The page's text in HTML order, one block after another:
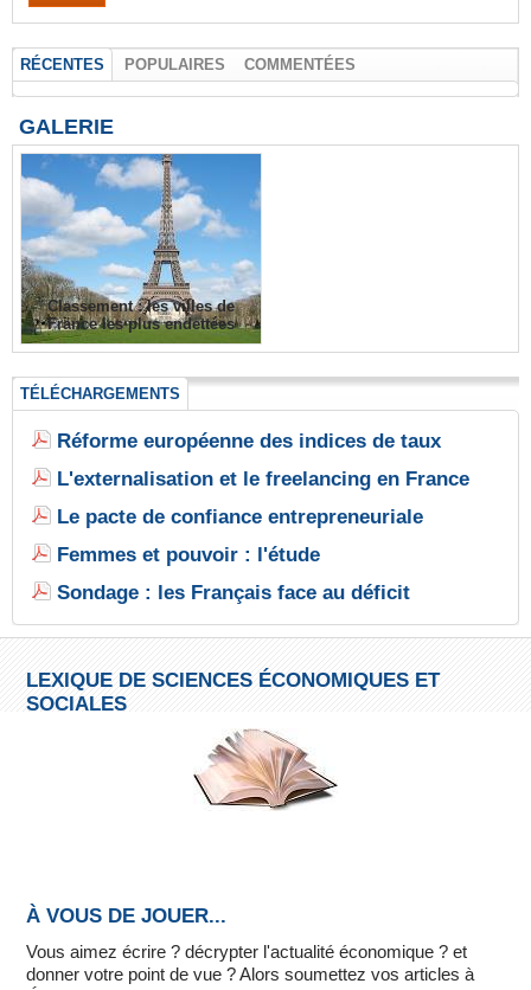
RÉCENTES POPULAIRES COMMENTÉES
GALERIE
Classement : les villes de
France les plus endettées
TÉLÉCHARGEMENTS
Réforme européenne des indices de taux
L'externalisation et le freelancing en France
Le pacte de confiance entrepreneuriale
Femmes et pouvoir : l'étude
Sondage : les Français face au déficit
LEXIQUE DE SCIENCES ÉCONOMIQUES ET
SOCIALES
À VOUS DE JOUER...
Vous aimez écrire ? décrypter l'actualité économique ? et
donner votre point de vue ? Alors soumettez vos articles à